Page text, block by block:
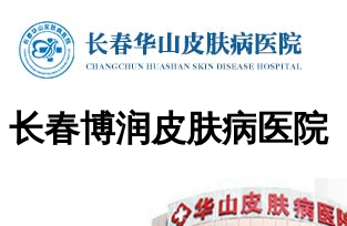
长春博润皮肤病医院